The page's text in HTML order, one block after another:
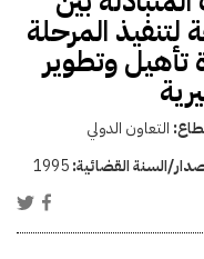
لتنفيذ المرحلة
تأهيل وتطوير
التعاون الدولي
السنة القضائية:1995